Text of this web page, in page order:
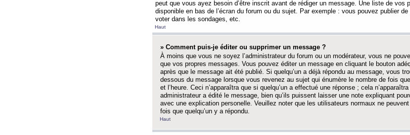
peut que vous ayez besoin d’être inscrit avant de rédiger un message. Une liste de vos
disponible en bas de l’écran du forum ou du sujet. Par exemple : vous pouvez publier
voter dans les sondages, etc.
Haut
» Comment puis-je éditer ou supprimer un message ?
À moins que vous ne soyez l’administrateur du forum ou un modérateur, vous ne
que vos propres messages. Vous pouvez éditer un message en cliquant le bouton
après que le message ait été publié. Si quelqu’un a déjà répondu au message, vous
dessous du message lorsque vous revenez au sujet qui énumère le nombre de fois
et l’heure. Ceci n’apparaîtra que si quelqu’un a effectué une réponse ; cela
administrateur a édité le message, bien qu’ils puissent laisser une note expliquant
avec une explication personelle. Veuillez noter que les utilisateurs normaux ne
fois que quelqu’un y a répondu.
Haut